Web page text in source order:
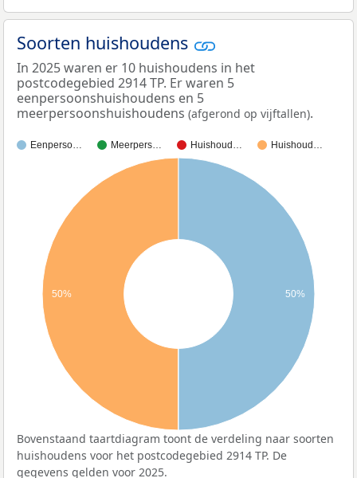
Soorten huishoudens
In 2025 waren er 10 huishoudens in het
postcodegebied 2914 TP. Er waren 5
eenpersoonshuishoudens en 5
meerpersoonshuishoudens (afgerond op vijftallen).
Eenperso… Meerpers… Huishoud… Huishoud…
50% 50%
Bovenstaand taartdiagram toont de verdeling naar soorten
huishoudens voor het postcodegebied 2914 TP. De
gegevens gelden voor 2025.